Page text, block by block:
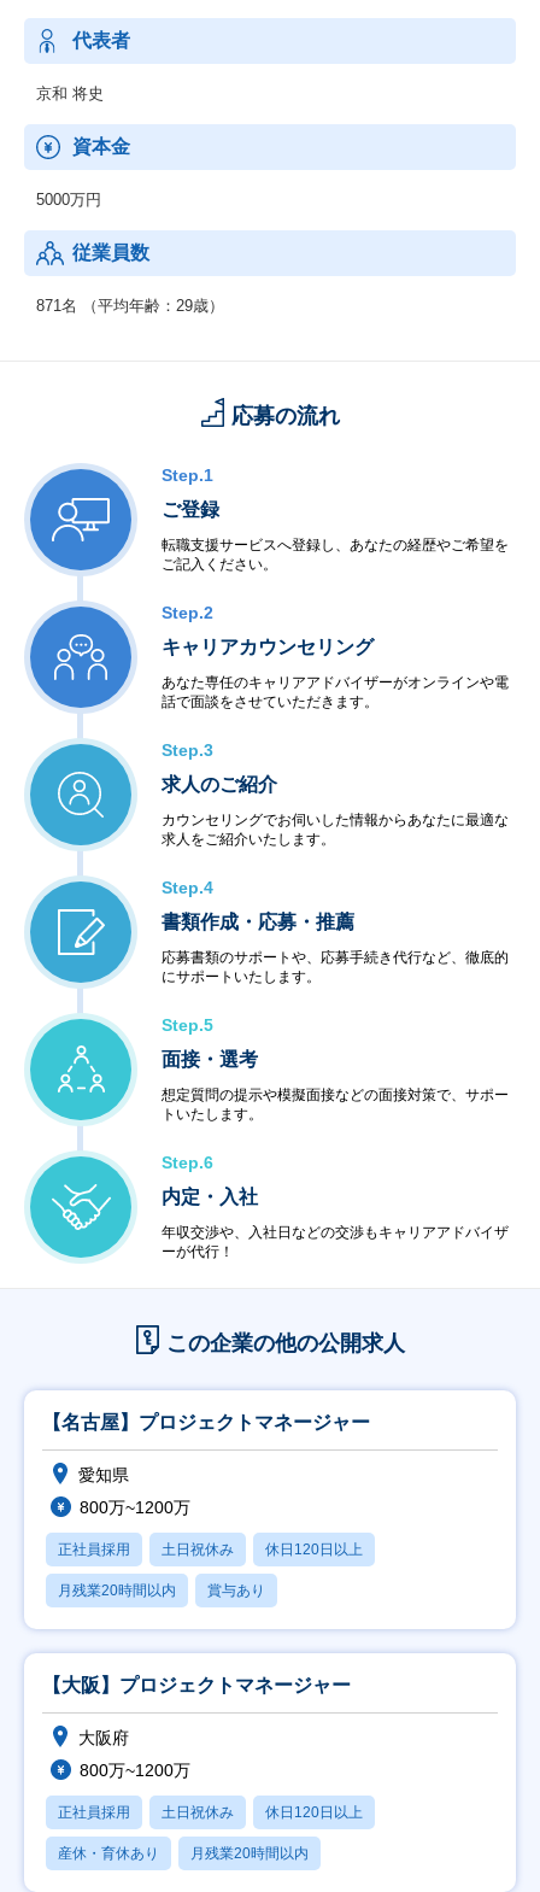
▽プロダクト
・チームマネジメントプラットフォーム「StarTeam」
・リーダーを応援する情報メディア「LEADERS」
◇グローバル事業
2013年よりグローバルITカンパニーを目指す第一弾としてオフシ
設立しています。
代表者
京和 将史
資本金
5000万円
従業員数
871名 （平均年齢：29歳）
応募の流れ
Step.1
ご登録
転職支援サービスへ登録し、あなたの経歴やご希望を
ご記入ください。
Step.2
キャリアカウンセリング
あなた専任のキャリアアドバイザーがオンラインや電
話で面談をさせていただきます。
Step.3
求人のご紹介
カウンセリングでお伺いした情報からあなたに最適な
求人をご紹介いたします。
Step.4
書類作成・応募・推薦
応募書類のサポートや、応募手続き代行など、徹底的
にサポートいたします。
Step.5
面接・選考
想定質問の提示や模擬面接などの面接対策で、サポー
トいたします。
Step.6
内定・入社
年収交渉や、入社日などの交渉もキャリアアドバイザ
ーが代行！
この企業の他の公開求人
【名古屋】プロジェクトマネージャー
愛知県
800万~1200万
正社員採用 土日祝休み 休日120日以上
月残業20時間以内 賞与あり
【大阪】プロジェクトマネージャー
大阪府
800万~1200万
正社員採用 土日祝休み 休日120日以上
産休・育休あり 月残業20時間以内